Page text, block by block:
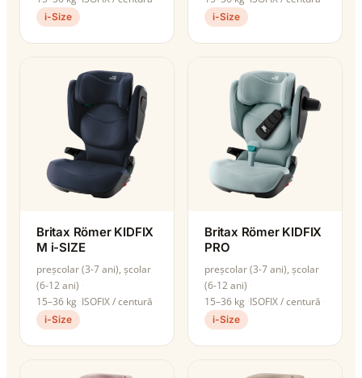
i-Size i-Size
Britax Römer KIDFIX
M i-SIZE
preșcolar (3-7 ani), școlar
(6-12 ani)
15–36 kg ISOFIX / centură
i-Size
Britax Römer KIDFIX
PRO
preșcolar (3-7 ani), școlar
(6-12 ani)
15–36 kg ISOFIX / centură
i-Size